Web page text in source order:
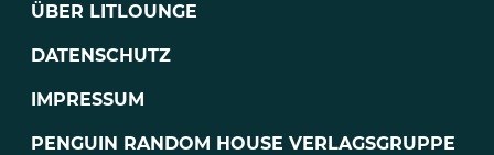
ÜBER LITLOUNGE
DATENSCHUTZ
IMPRESSUM
PENGUIN RANDOM HOUSE VERLAGSGRUPPE